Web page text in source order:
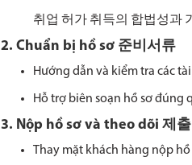
취업 허가 취득의 합법성과
2. Chuẩn bị hồ sơ 준비서류
Hướng dẫn và kiểm tra các
Hỗ trợ biên soạn hồ sơ
3. Nộp hồ sơ và theo dõi 제출
Thay mặt khách hàng nộp